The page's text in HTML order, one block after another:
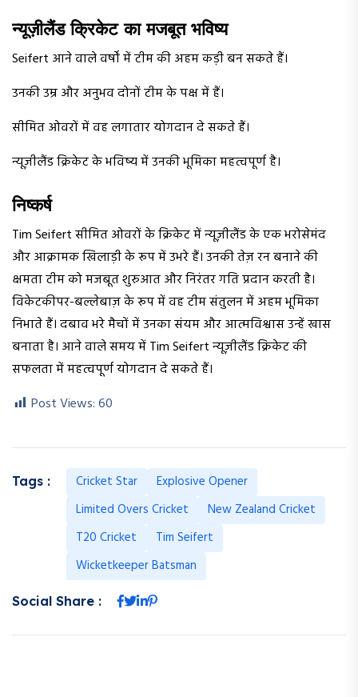
न्यूज़ीलैंड क्रिकेट का मजबूत भविष्य
Seifert आने वाले वर्षों में टीम की अहम कड़ी बन सकते हैं।
उनकी उम्र और अनुभव दोनों टीम के पक्ष में हैं।
सीमित ओवरों में वह लगातार योगदान दे सकते हैं।
न्यूज़ीलैंड क्रिकेट के भविष्य में उनकी भूमिका महत्वपूर्ण है।
निष्कर्ष
Tim Seifert सीमित ओवरों के क्रिकेट में न्यूज़ीलैंड के एक भरोसेमंद
और आक्रामक खिलाड़ी के रूप में उभरे हैं। उनकी तेज़ रन बनाने की
क्षमता टीम को मजबूत शुरुआत और निरंतर गति प्रदान करती है।
विकेटकीपर-बल्लेबाज़ के रूप में वह टीम संतुलन में अहम भूमिका
निभाते हैं। दबाव भरे मैचों में उनका संयम और आत्मविश्वास उन्हें खास
बनाता है। आने वाले समय में Tim Seifert न्यूज़ीलैंड क्रिकेट की
सफलता में महत्वपूर्ण योगदान दे सकते हैं।
Post Views:60
Tags : Cricket Star
Explosive Opener
Limited Overs Cricket
New Zealand Cricket
T20 Cricket
Tim Seifert
Wicketkeeper Batsman
Social Share :